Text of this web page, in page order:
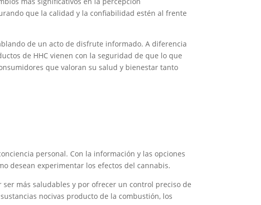
que la calidad y la confiabilidad estén al frente
de un acto de disfrute informado. A diferencia
de HHC vienen con la seguridad de que lo que
que valoran su salud y bienestar tanto
personal. Con la información y las opciones
desean experimentar los efectos del cannabis.
más saludables y por ofrecer un control preciso de
nocivas producto de la combustión, los